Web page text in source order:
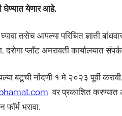
येणार आहे.
तसेच आपल्या परिचित ज्ञाती
प्लॉट अमरावती कार्यालयात संपर्क
बटूची नोंदणी १ मे २०२३ पूर्वी
वर प्रकाशित
भरावा.